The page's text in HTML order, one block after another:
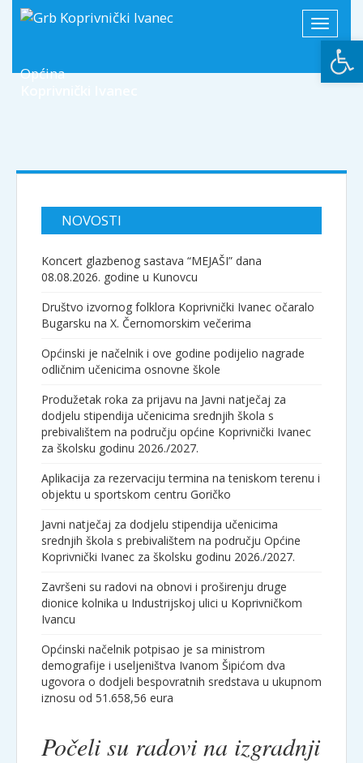
Toggle
Općina
NOVOSTI
Koncert glazbenog sastava “MEJAŠI” dana
08.08.2026. godine u Kunovcu
Društvo izvornog folklora Koprivnički Ivanec očaralo
Bugarsku na X. Černomorskim večerima
Općinski je načelnik i ove godine podijelio nagrade
odličnim učenicima osnovne škole
Produžetak roka za prijavu na Javni natječaj za
dodjelu stipendija učenicima srednjih škola s
prebivalištem na području općine Koprivnički Ivanec
za školsku godinu 2026./2027.
Aplikacija za rezervaciju termina na teniskom terenu i
objektu u sportskom centru Goričko
Javni natječaj za dodjelu stipendija učenicima
srednjih škola s prebivalištem na području Općine
Koprivnički Ivanec za školsku godinu 2026./2027.
Završeni su radovi na obnovi i proširenju druge
dionice kolnika u Industrijskoj ulici u Koprivničkom
Ivancu
Općinski načelnik potpisao je sa ministrom
demografije i useljeništva Ivanom Šipićom dva
ugovora o dodjeli bespovratnih sredstava u ukupnom
iznosu od 51.658,56 eura
Počeli su radovi na izgradnji